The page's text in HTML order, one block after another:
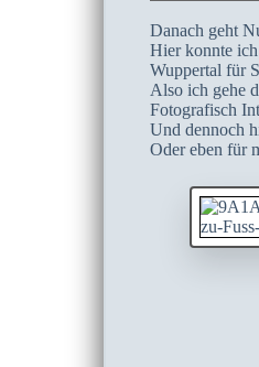
Danach geht
Hier konnte
Wuppertal für
Also ich gehe
Fotografisch
Und dennoch
Oder eben für